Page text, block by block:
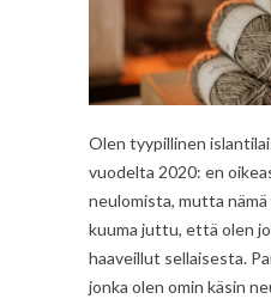
Olen tyypillinen
vuodelta 2020: en
neulomista, mutta
kuuma juttu, että olen
haaveillut sellaisesta.
jonka olen omin käsin